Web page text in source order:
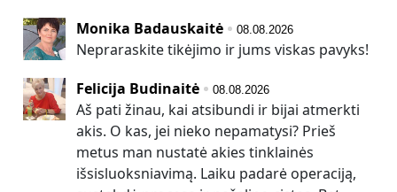
Monika Badauskaitė
08.08.2026
Nepraraskite tikėjimo ir jums viskas pavyks!
Felicija Budinaitė
08.08.2026
Aš pati žinau, kai atsibundi ir bijai atmerkti
akis. O kas, jei nieko nepamatysi? Prieš
metus man nustatė akies tinklainės
išsisluoksniavimą. Laiku padarė operaciją,